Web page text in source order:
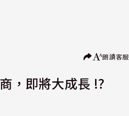
朗讀客服
，即將大成長 !?